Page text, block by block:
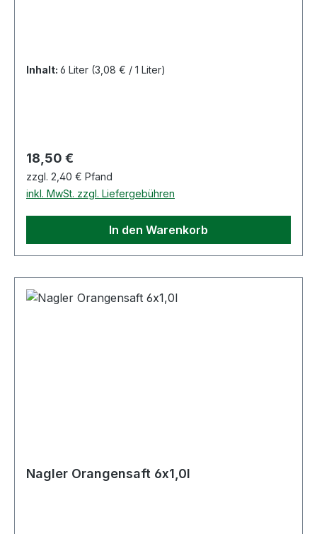
Inhalt: 6 Liter (3,08 € / 1 Liter)
Regulärer Preis:
18,50 €
zzgl. 2,40 € Pfand
inkl. MwSt. zzgl. Liefergebühren
In den Warenkorb
Nagler Orangensaft 6x1,0l